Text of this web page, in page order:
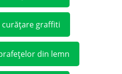
curățare graffiti
din lemn